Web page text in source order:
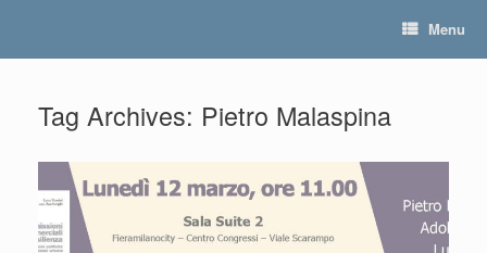
Menu
Tag Archives: Pietro Malaspina